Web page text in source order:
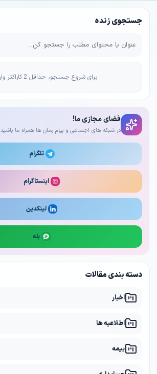
جستجوی زنده
برای شروع جستجو، حداقل 2 کاراکتر وارد کن
فضای مجازی ما!
در شبکه های اجتماعی و پیام رسان ها همراه ما باشید
تلگرام
اینستاگرام
لینکدین
بله
دسته بندی مقالات
اخبار
اطلاعیه ها
بیمه